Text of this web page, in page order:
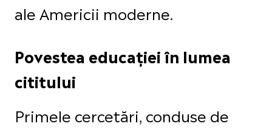
ale Americii moderne.
Povestea educației în lumea
cititului
Primele cercetări, conduse de